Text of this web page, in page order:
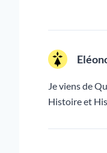
Je viens de
Histoire et